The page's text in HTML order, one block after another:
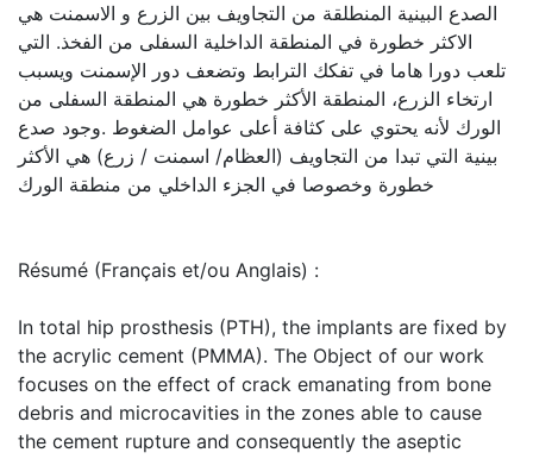
الصدع البينية المنطلقة من التجاويف بين الزرع و الاسمنت هي
الاكثر خطورة في المنطقة الداخلية السفلى من الفخذ. التي
تلعب دورا هاما في تفكك الترابط وتضعف دور الإسمنت ويسبب
ارتخاء الزرع، المنطقة الأكثر خطورة هي المنطقة السفلى من
الورك لأنه يحتوي على كثافة أعلى عوامل الضغوط .وجود صدع
بينية التي تبدا من التجاويف (العظام/ اسمنت / زرع) هي الأكثر
خطورة وخصوصا في الجزء الداخلي من منطقة الورك
Résumé (Français et/ou Anglais) :
In total hip prosthesis (PTH), the implants are fixed by
the acrylic cement (PMMA). The Object of our work
focuses on the effect of crack emanating from bone
debris and microcavities in the zones able to cause
the cement rupture and consequently the aseptic